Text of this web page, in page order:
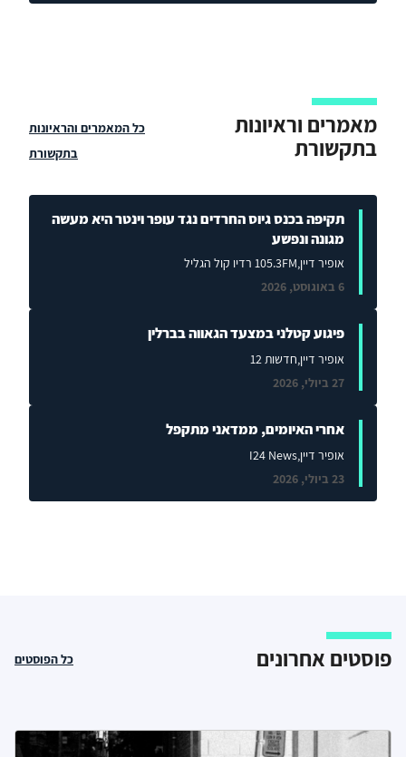
מאמרים וראיונות
בתקשורת
כל המאמרים והראיונות
בתקשורת
תקיפה בכנס גיוס החרדים נגד עופר וינטר היא מעשה
מגונה ונפשע
אופיר דיין,105.3FM רדיו קול הגליל
6 באוגוסט, 2026
פיגוע קטלני במצעד הגאווה בברלין
אופיר דיין,חדשות 12
27 ביולי, 2026
אחרי האיומים, ממדאני מתקפל
אופיר דיין,I24 News
23 ביולי, 2026
פוסטים אחרונים כל הפוסטים